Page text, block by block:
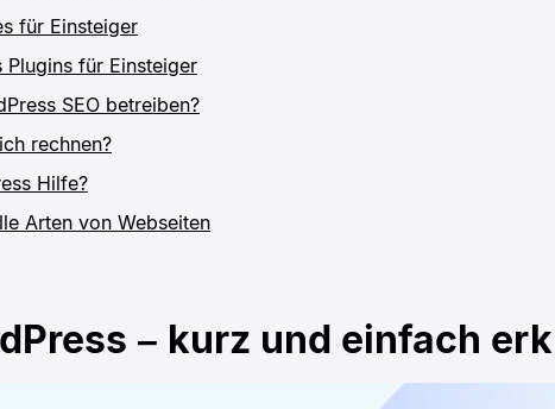
für Einsteiger
Plugins für Einsteiger
SEO betreiben?
rechnen?
Hilfe?
Arten von Webseiten
– kurz und einfach